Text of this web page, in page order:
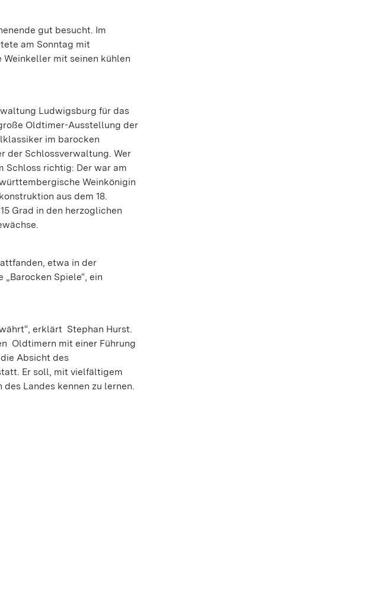
gut besucht. Im
am Sonntag mit
mit seinen kühlen
Ludwigsburg für das
Oldtimer-Ausstellung der
im barocken
der Schlossverwaltung. Wer
Schloss richtig: Der war am
Weinkönigin
aus dem 18.
Grad in den herzoglichen
etwa in der
Spiele“, ein
erklärt Stephan Hurst.
Oldtimern mit einer Führung
Absicht des
Er soll, mit vielfältigem
Landes kennen zu lernen.